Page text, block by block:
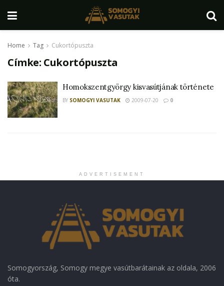
Home Tag Cukortópuszta
Címke: Cukortópuszta
Homokszentgyörgy kisvasútjának története
BY SOMOGYI VASUTAK 2009-07-20 0
ADVERTISEMENT
Somogyország, Somogy megye vasútbarátainak az oldala, 2006
óta.